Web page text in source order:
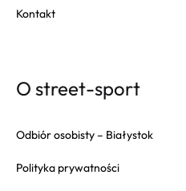
Fitflop
Goorin Bros
Herschel
Kontakt
O street-sport
Odbiór osobisty – Białystok
Polityka prywatności